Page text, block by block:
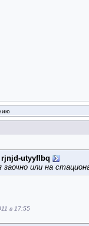
rjnjd-utyyflbq
или на
в 17:55